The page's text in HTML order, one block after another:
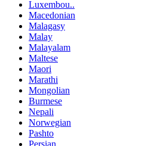
Luxembou..
Macedonian
Malagasy
Malay
Malayalam
Maltese
Maori
Marathi
Mongolian
Burmese
Nepali
Norwegian
Pashto
Persian